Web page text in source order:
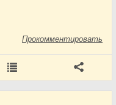
Прокомментировать